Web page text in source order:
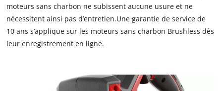
the site with their CMP to add this content
to the list of technologies used.
Powered by Usercentrics Consent
Management Platform
moteurs sans charbon ne subissent aucune usure et ne
nécessitent ainsi pas d’entretien.Une garantie de service de
10 ans s’applique sur les moteurs sans charbon Brushless dès
leur enregistrement en ligne.